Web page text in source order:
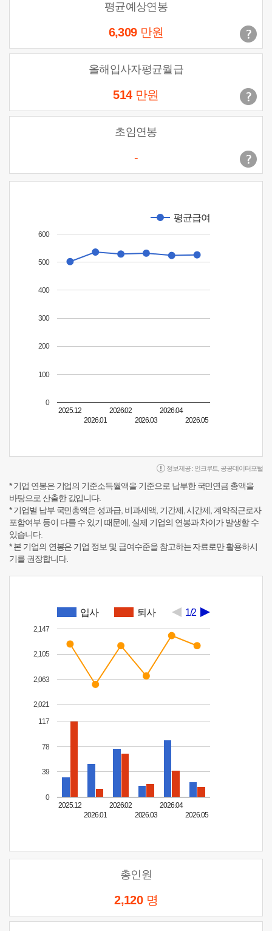
평균예상연봉
6,309 만원
올해입사자평균월급
514 만원
초임연봉
-
평균급여
2025.12
2026.01
2026.02
2026.03
2026.04
2026.05
0
100
200
300
400
500
600
정보제공 : 인크루트 공공데이터포털
* 기업 연봉은 기업의 기준소득월액을 기준으로 납부한 국민연금 총액을
바탕으로 산출한 값입니다.
* 기업별 납부 국민총액은 성과급, 비과세액, 기간제, 시간제, 계약직근로자
포함여부 등이 다를 수 있기 때문에, 실제 기업의 연봉과 차이가 발생할 수
있습니다.
* 본 기업의 연봉은 기업 정보 및 급여수준을 참고하는 자료로만 활용하시
기를 권장합니다.
입사 퇴사 1/2
2025.12
2026.01
2026.02
2026.03
2026.04
2026.05
0
39
78
117
2,021
2,063
2,105
2,147
총인원
2,120 명